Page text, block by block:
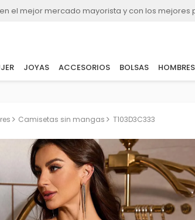
en el mejor mercado mayorista y con los
JOYAS ACCESORIOS BOLSAS HOMBRES
Camisetas sin mangas T103D3C333